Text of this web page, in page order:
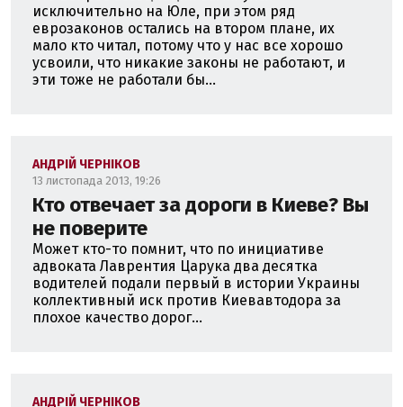
исключительно на Юле, при этом ряд
еврозаконов остались на втором плане, их
мало кто читал, потому что у нас все хорошо
усвоили, что никакие законы не работают, и
эти тоже не работали бы...
АНДРІЙ ЧЕРНІКОВ
13 листопада 2013, 19:26
Кто отвечает за дороги в Киеве? Вы
не поверите
Может кто-то помнит, что по инициативе
адвоката Лаврентия Царука два десятка
водителей подали первый в истории Украины
коллективный иск против Киевавтодора за
плохое качество дорог...
АНДРІЙ ЧЕРНІКОВ